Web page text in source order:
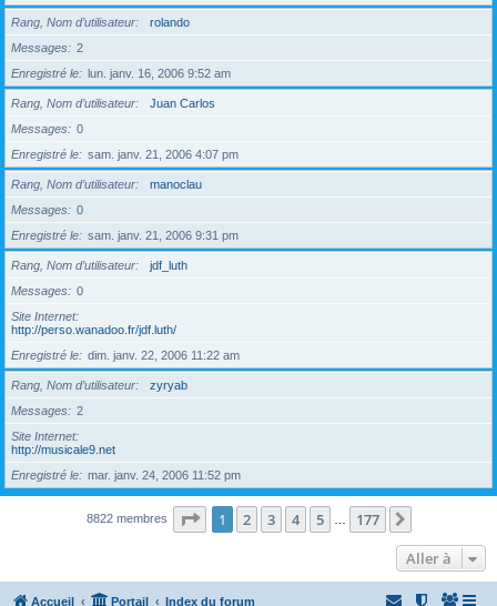
Rang, Nom d’utilisateur
rolando
Messages
2
Enregistré le
lun. janv. 16, 2006 9:52 am
Rang, Nom d’utilisateur
Juan Carlos
Messages
0
Enregistré le
sam. janv. 21, 2006 4:07 pm
Rang, Nom d’utilisateur
manoclau
Messages
0
Enregistré le
sam. janv. 21, 2006 9:31 pm
Rang, Nom d’utilisateur
jdf_luth
Messages
0
Site Internet
http://perso.wanadoo.fr/jdf.luth/
Enregistré le
dim. janv. 22, 2006 11:22 am
Rang, Nom d’utilisateur
zyryab
Messages
2
Site Internet
http://musicale9.net
Enregistré le
mar. janv. 24, 2006 11:52 pm
8822 membres Page 1sur177
1 2 3 4 5 177
Aller à
Accueil Portail Index du forum